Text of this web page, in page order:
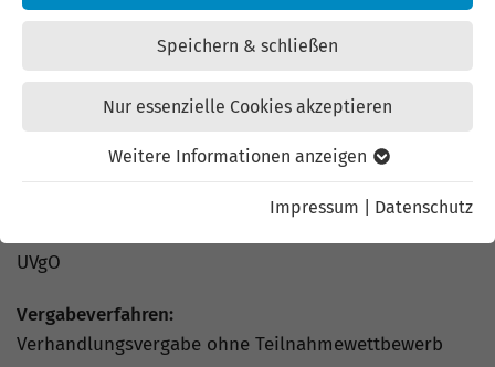
Speichern & schließen
Nur essenzielle Cookies akzeptieren
Weitere Informationen anzeigen
Impressum Datenschutz
Verhandlungsvergabe ohne
Information:
UVgO
Vergabeverfahren:
Verhandlungsvergabe ohne Teilnahmewettbewerb